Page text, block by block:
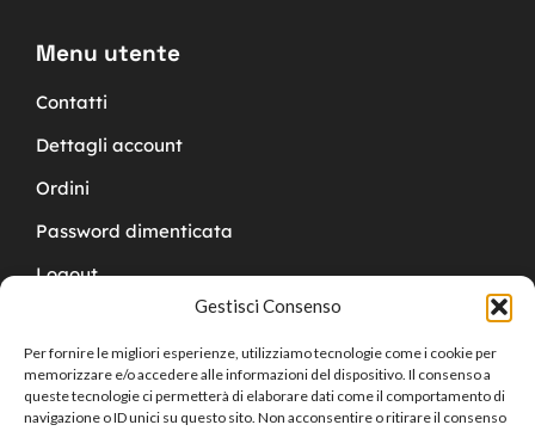
Gestisci Consenso
Per fornire le migliori esperienze, utilizziamo tecnologie come i cookie per
memorizzare e/o accedere alle informazioni del dispositivo. Il consenso a
queste tecnologie ci permetterà di elaborare dati come il comportamento di
navigazione o ID unici su questo sito. Non acconsentire o ritirare il consenso
Menu utente
Contatti
Dettagli account
Ordini
Password dimenticata
Logout